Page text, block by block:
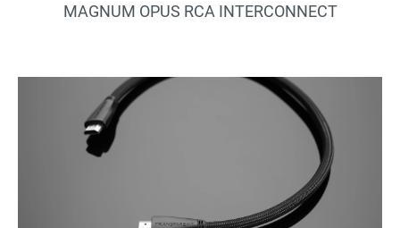
MAGNUM OPUS RCA INTERCONNECT